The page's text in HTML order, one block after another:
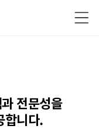
전문성을
합니다.